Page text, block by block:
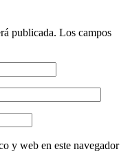
publicada. Los campos
y web en este navegador